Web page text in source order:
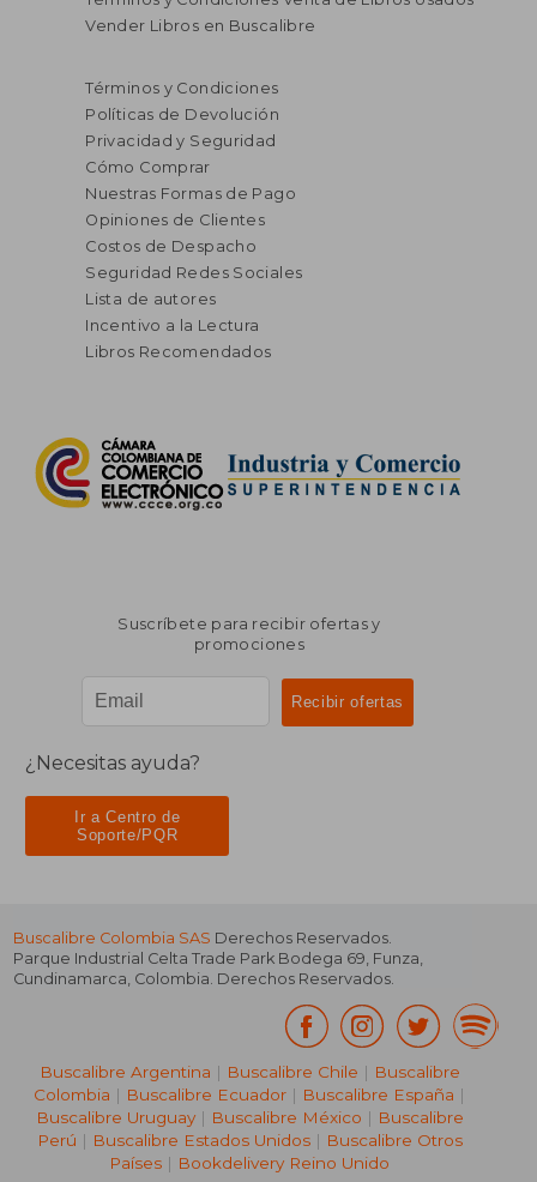
Vender Libros en Buscalibre
Términos y Condiciones
Políticas de Devolución
Privacidad y Seguridad
Cómo Comprar
Nuestras Formas de Pago
Opiniones de Clientes
Costos de Despacho
Seguridad Redes Sociales
Lista de autores
Incentivo a la Lectura
Libros Recomendados
Suscríbete para recibir ofertas y
promociones
¿Necesitas ayuda?
Ir a Centro de
Soporte/PQR
Buscalibre Colombia SAS Derechos Reservados.
Parque Industrial Celta Trade Park Bodega 69, Funza,
Cundinamarca, Colombia. Derechos Reservados.
Buscalibre Argentina | Buscalibre Chile | Buscalibre
Colombia | Buscalibre Ecuador | Buscalibre España |
Buscalibre Uruguay| Buscalibre México | Buscalibre
Perú | Buscalibre Estados Unidos| Buscalibre Otros
Países | Bookdelivery Reino Unido